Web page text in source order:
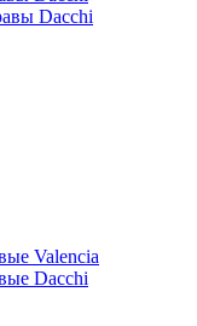
Dacchi
Valencia
Dacchi